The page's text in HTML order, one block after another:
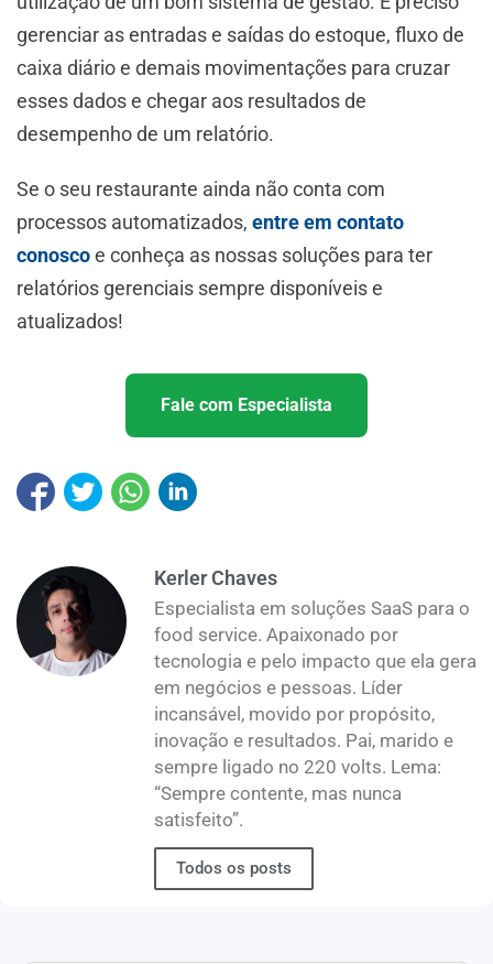
gerenciar as entradas e saídas do estoque, fluxo de
caixa diário e demais movimentações para cruzar
esses dados e chegar aos resultados de
desempenho de um relatório.
Se o seu restaurante ainda não conta com
processos automatizados, entre em contato
conoscoe conheça as nossas soluções para ter
relatórios gerenciais sempre disponíveis e
atualizados!
Fale com Especialista
Kerler Chaves
Especialista em soluções SaaS para o
food service. Apaixonado por
tecnologia e pelo impacto que ela gera
em negócios e pessoas. Líder
incansável, movido por propósito,
inovação e resultados. Pai, marido e
sempre ligado no 220 volts. Lema:
“Sempre contente, mas nunca
satisfeito”.
Todos os posts